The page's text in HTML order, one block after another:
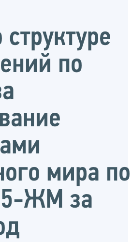
структуре
по
мира по
ЖМ за